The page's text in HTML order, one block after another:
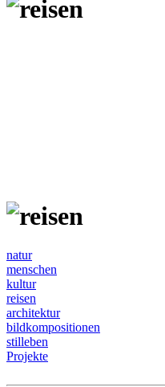
natur
menschen
kultur
reisen
architektur
bildkompositionen
stilleben
Projekte